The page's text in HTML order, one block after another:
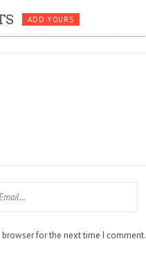
ADD YOURS
for the next time I comment.